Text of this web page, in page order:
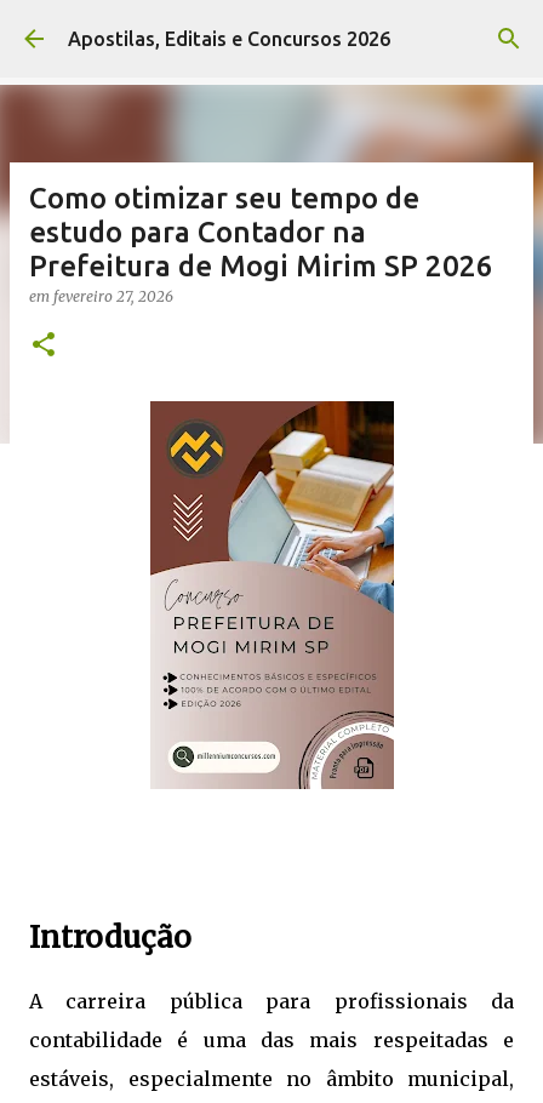
Pular para o conteúdo principal
Apostilas, Editais e Concursos 2026
Como otimizar seu tempo de
estudo para Contador na
Prefeitura de Mogi Mirim SP 2026
em fevereiro 27, 2026
Introdução
A carreira pública para profissionais da
contabilidade é uma das mais respeitadas e
estáveis, especialmente no âmbito municipal,